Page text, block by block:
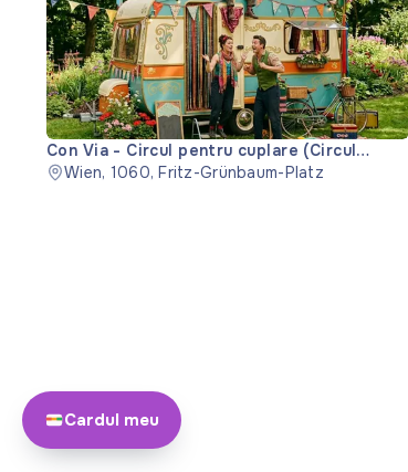
Con Via - Circul pentru cuplare (Circul
pentru cuplare)
Wien, 1060, Fritz-Grünbaum-Platz
Cardul meu